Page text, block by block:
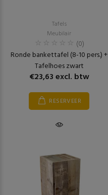
Tafels
Meubilair
(0)
Ronde bankettafel (8-10 pers.) +
Tafelhoes zwart
€23,63 excl. btw
RESERVEER